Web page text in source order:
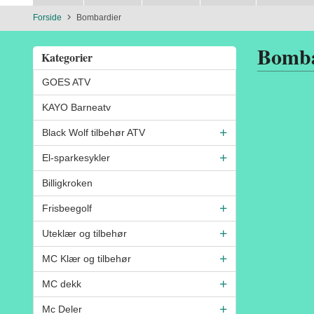
Forside Bombardier
Kategorier
GOES ATV
KAYO Barneatv
Black Wolf tilbehør ATV
El-sparkesykler
Billigkroken
Frisbeegolf
Uteklær og tilbehør
MC Klær og tilbehør
MC dekk
Mc Deler